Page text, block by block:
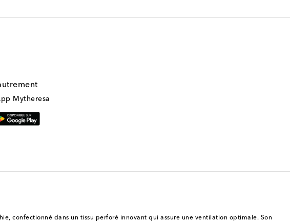
Mytheresa
confectionné dans un tissu perforé innovant qui assure une ventilation optimale. Son